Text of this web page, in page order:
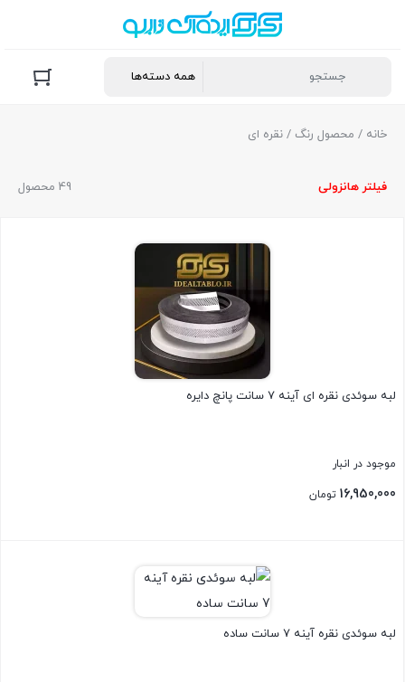
خانه / محصول رنگ / نقره ای
49 محصول فیلتر هانزولی
لبه سوئدی نقره ای آینه 7 سانت پانچ دایره
موجود در انبار
16,950,000 تومان
لبه سوئدی نقره آینه 7 سانت ساده